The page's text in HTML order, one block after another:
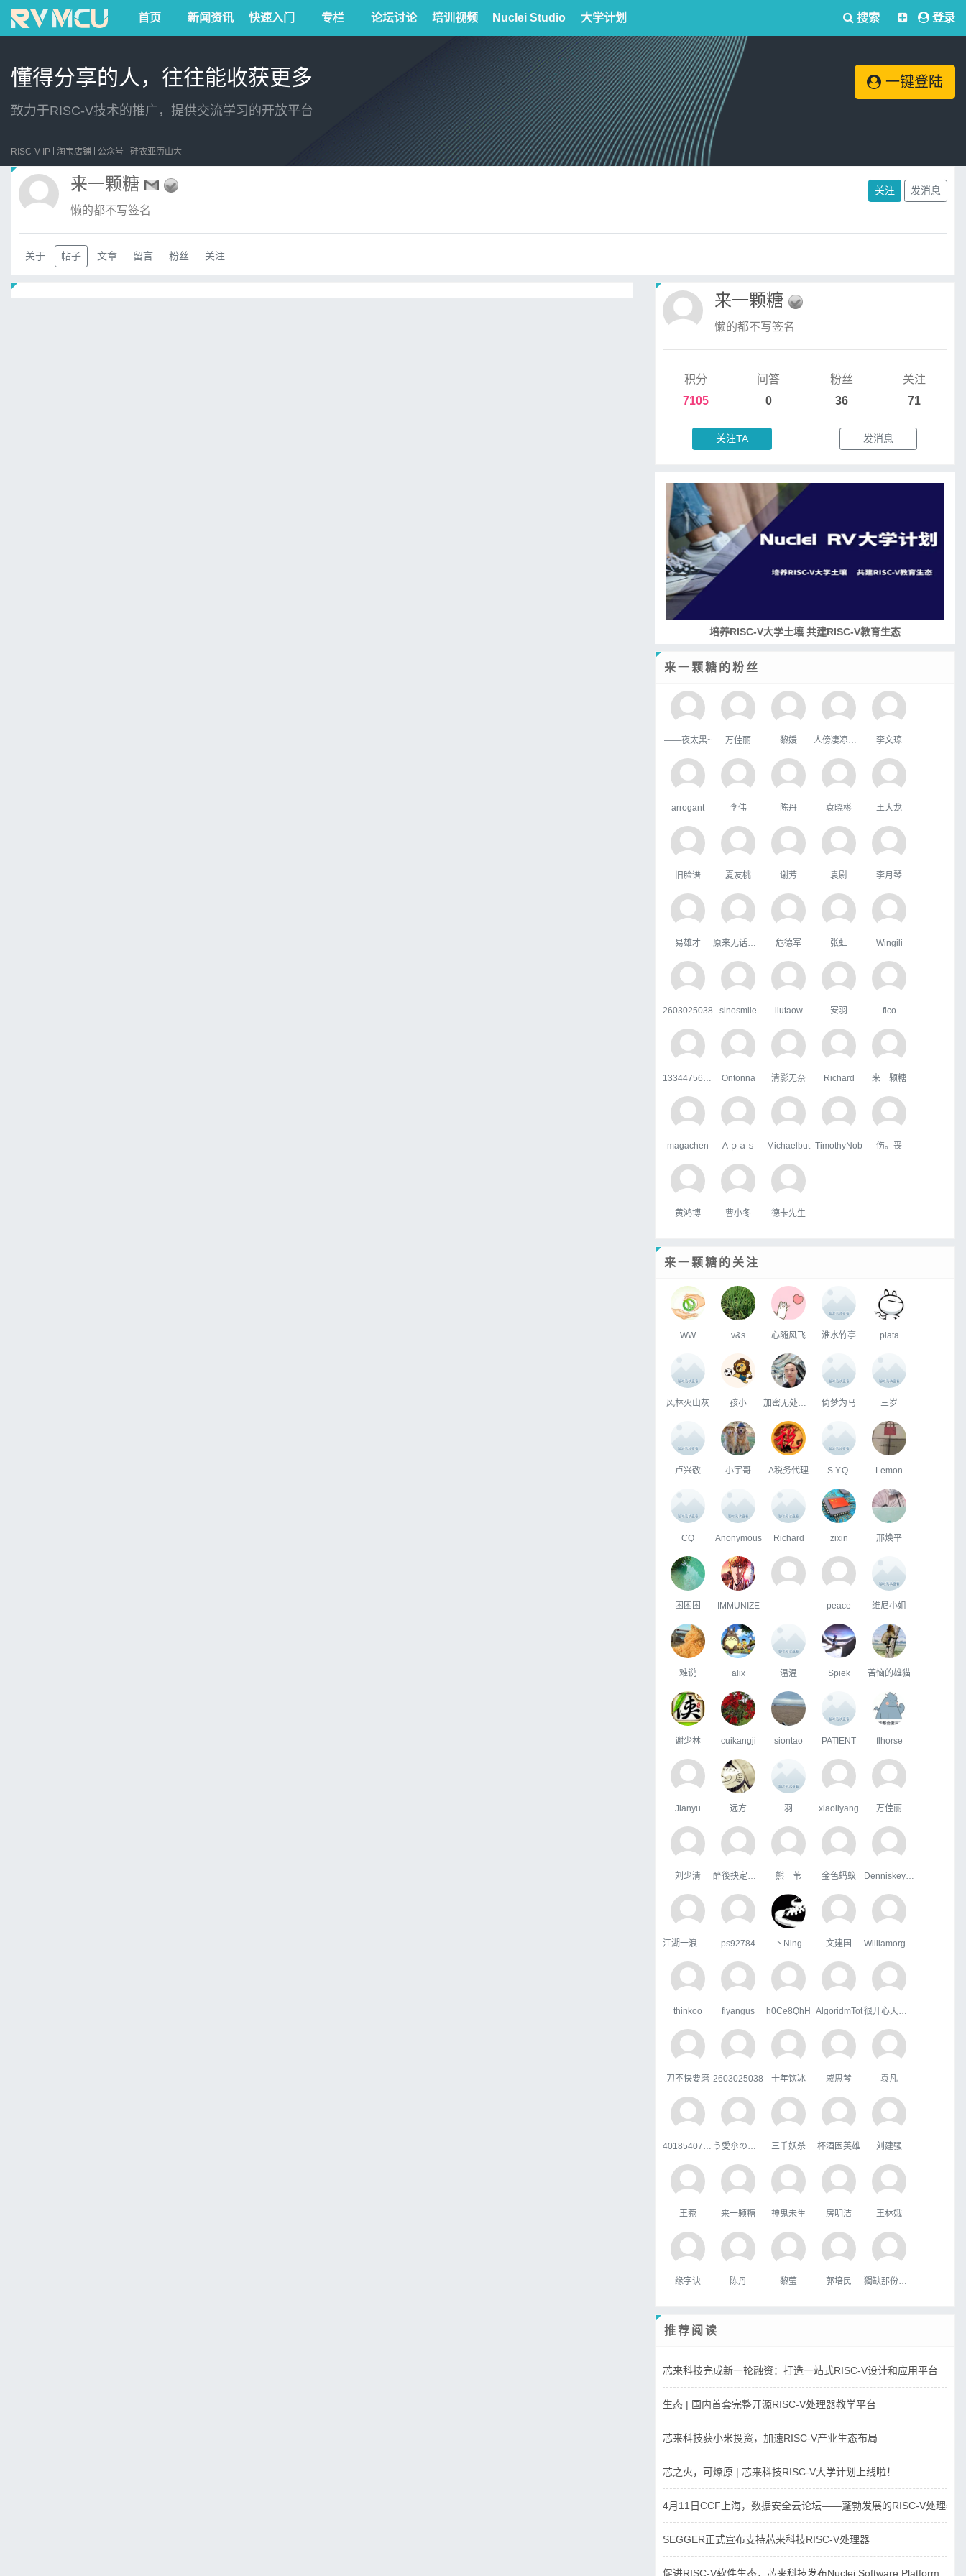
首页 新闻资讯 快速入门 专栏 论坛讨论 培训视频 Nuclei Studio 大学计划 搜索 登录
懂得分享的人，往往能收获更多
致力于RISC-V技术的推广，提供交流学习的开放平台
一键登陆
RISC-V IP 淘宝店铺 公众号 硅农亚历山大
来一颗糖
懒的都不写签名
关注 发消息
关于 帖子 文章 留言 粉丝 关注
来一颗糖
懒的都不写签名
积分
7105
问答
0
粉丝
36
关注
71
关注TA 发消息
培养RISC-V大学土壤 共建RISC-V教育生态
来一颗糖的粉丝
——夜太黑~ 万佳丽 黎媛 李文琼
arrogant 李伟 陈丹 袁晓彬 王大龙
旧脸谱 夏友桃 谢芳 袁尉 李月琴
易雄才 危德军 张虹 Wingili
2603025038 sinosmile liutaow 安羽 flco
Ontonna 清影无奈 Richard 来一颗糖
magachen Ａｐａｓ Michaelbut TimothyNob 伤。丧
黄鸿博 曹小冬 德卡先生
来一颗糖的关注
WW v&s 心随风飞 淮水竹亭 plata
风林火山灰 孩小 倚梦为马 三岁
卢兴敬 小宇哥 A税务代理 S.Y.Q. Lemon
CQ Anonymous Richard zixin 邢焕平
困困困 IMMUNIZE peace 维尼小姐
难说 alix 温温 Spiek 苦恼的雄猫
谢少林 cuikangji siontao PATIENT flhorse
Jianyu 远方 羽 xiaoliyang 万佳丽
刘少清 熊一苇 金色蚂蚁
ps92784 丶Ning 文建国
thinkoo flyangus h0Ce8QhH AlgoridmTot
刀不快要磨 2603025038 十年饮冰 戚思琴 袁凡
三千妖杀 杯酒困英雄 刘建强
王菀 来一颗糖 神鬼未生 房明洁 王林娥
缘字诀 陈丹 黎莹 郭培民
推荐阅读
芯来科技完成新一轮融资：打造一站式RISC-V设计和应用平台
生态 | 国内首套完整开源RISC-V处理器教学平台
芯来科技获小米投资，加速RISC-V产业生态布局
芯之火，可燎原 | 芯来科技RISC-V大学计划上线啦！
4月11日CCF上海，数据安全云论坛——蓬勃发展的RISC-V处理器
SEGGER正式宣布支持芯来科技RISC-V处理器
促进RISC-V软件生态，芯来科技发布Nuclei Software Platform